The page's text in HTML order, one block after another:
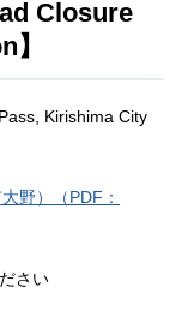
Closure
Kirishima City
野）（PDF：
さい